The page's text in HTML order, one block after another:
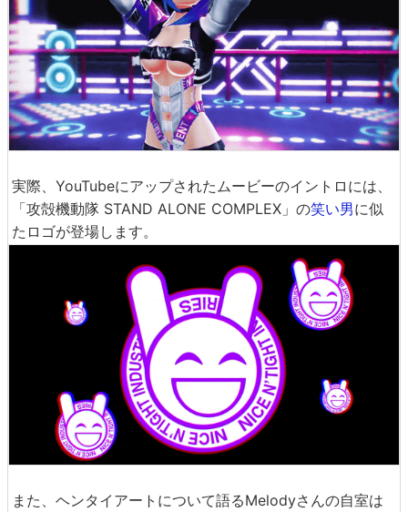
実際、YouTubeにアップされたムービーのイントロには、
「攻殻機動隊 STAND ALONE COMPLEX」の笑い男に似
たロゴが登場します。
また、ヘンタイアートについて語るMelodyさんの自室は